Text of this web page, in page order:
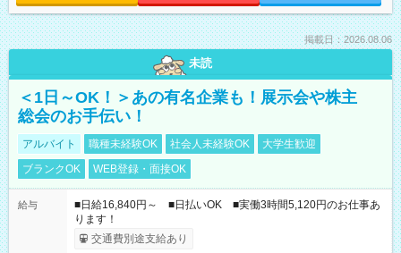
掲載日：2026.08.06
未読
＜1日～OK！＞あの有名企業も！展示会や株主
総会のお手伝い！
アルバイト 職種未経験OK 社会人未経験OK
大学生歓迎
ブランクOK
WEB登録・面接OK
給与
■日給16,840円～ ■日払いOK ■実働3時間5,120円のお仕事あ
ります！
交通費別途支給あり